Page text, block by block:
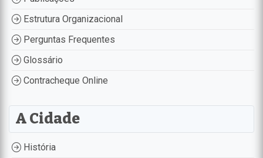
Estrutura Organizacional
Perguntas Frequentes
Glossário
Contracheque Online
A Cidade
História